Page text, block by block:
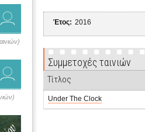
Έτος: 2016
Συμμετοχές ταινιών
Τίτλος
Under The Clock